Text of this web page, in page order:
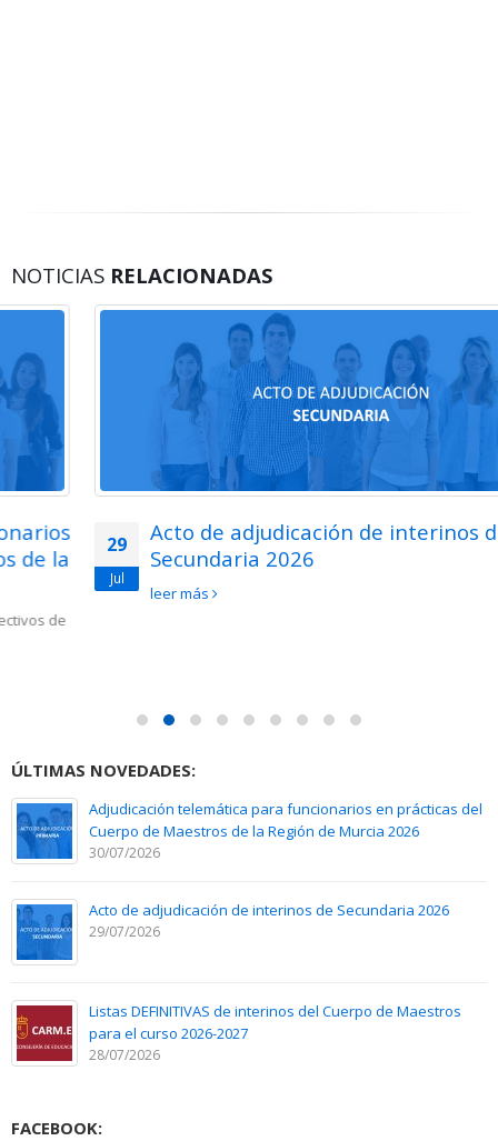
NOTICIAS RELACIONADAS
29
Acto de adjudicación de interinos de
Secundaria 2026
leer más
ÚLTIMAS NOVEDADES:
Adjudicación telemática para funcionarios en prácticas del
Cuerpo de Maestros de la Región de Murcia 2026
30/07/2026
Acto de adjudicación de interinos de Secundaria 2026
29/07/2026
Listas DEFINITIVAS de interinos del Cuerpo de Maestros
para el curso 2026-2027
28/07/2026
FACEBOOK: